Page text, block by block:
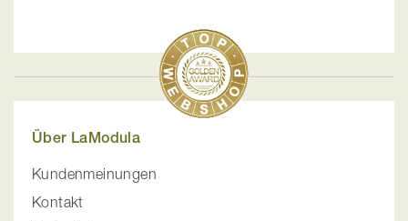
Über LaModula
Kundenmeinungen
Kontakt